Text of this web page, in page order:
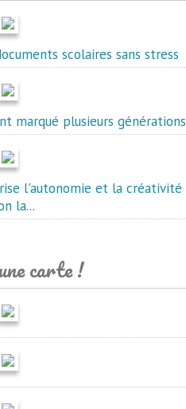
scolaires sans stress
marqué plusieurs générations
l'autonomie et la créativité
la...
carte !